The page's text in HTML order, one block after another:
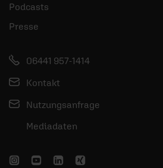
Podcasts
Presse
06441 957-1414
Kontakt
Nutzungsanfrage
Mediadaten